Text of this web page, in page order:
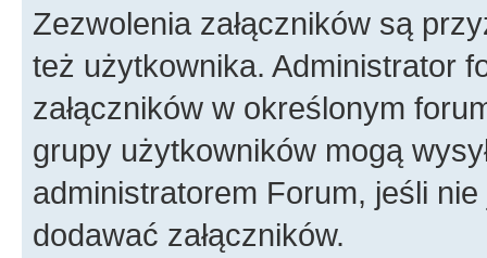
Zezwolenia załączników są
też użytkownika. Administrator
załączników w określonym
grupy użytkowników mogą
administratorem Forum, jeśli
dodawać załączników.